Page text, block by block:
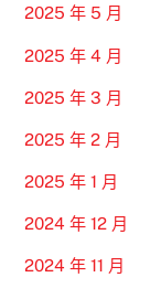
2025 年 5 月
2025 年 4 月
2025 年 3 月
2025 年 2 月
2025 年 1 月
2024 年 12 月
2024 年 11 月